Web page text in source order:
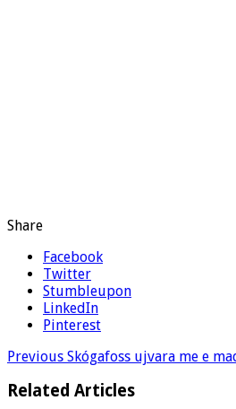
Share
Facebook
Twitter
Stumbleupon
LinkedIn
Pinterest
Previous Skógafoss ujvara me e
Related Articles